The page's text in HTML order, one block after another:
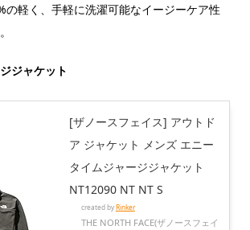
の軽く、手軽に洗濯可能なイージーケア性
ジャケット
[ザノースフェイス] アウトド
ア ジャケット メンズ エニー
タイムジャージジャケット
NT12090 NT NT S
created byRinker
THE NORTH FACE(ザノースフェイ